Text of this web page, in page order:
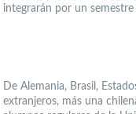
integrarán por un
De Alemania, Brasil,
extranjeros, más una